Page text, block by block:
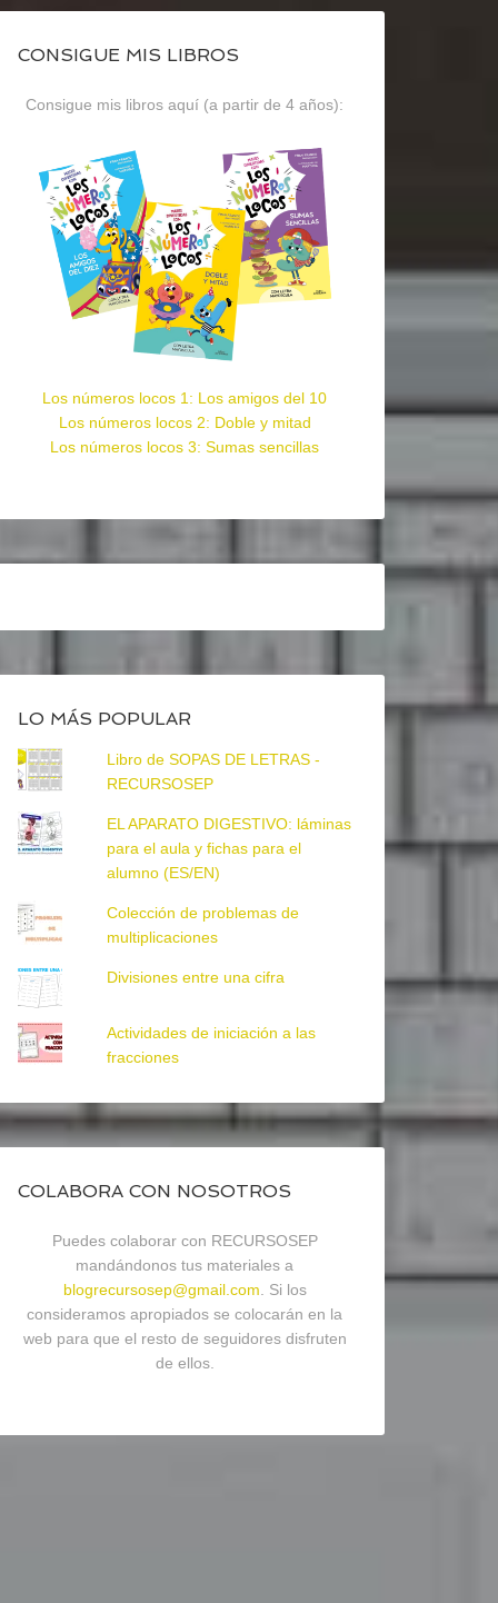
CONSIGUE MIS LIBROS
Consigue mis libros aquí (a partir de 4 años):
Los números locos 1: Los amigos del 10
Los números locos 2: Doble y mitad
Los números locos 3: Sumas sencillas
LO MÁS POPULAR
Libro de SOPAS DE LETRAS -
RECURSOSEP
EL APARATO DIGESTIVO: láminas
para el aula y fichas para el
alumno (ES/EN)
Colección de problemas de
multiplicaciones
Divisiones entre una cifra
Actividades de iniciación a las
fracciones
COLABORA CON NOSOTROS
Puedes colaborar con RECURSOSEP
mandándonos tus materiales a
blogrecursosep@gmail.com . Si los
consideramos apropiados se colocarán en la
web para que el resto de seguidores disfruten
de ellos.